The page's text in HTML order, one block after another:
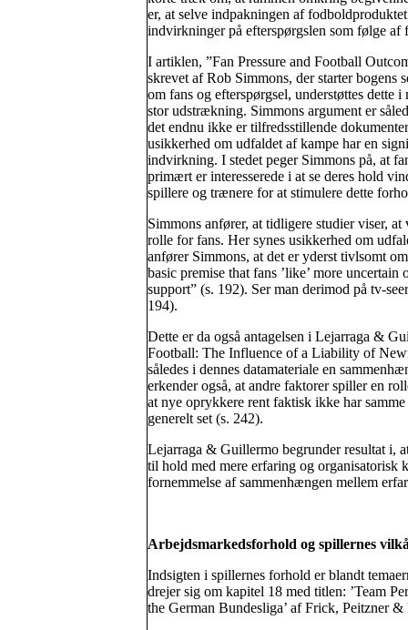
er, at selve indpakningen af
indvirkninger på efterspørgslen som følge af
I artiklen, ”Fan Pressure and Football
skrevet af Rob Simmons, der starter bogens
om fans og efterspørgsel, understøttes dette i
stor udstrækning. Simmons argument er
det endnu ikke er tilfredsstillende
usikkerhed om udfaldet af kampe har en
indvirkning. I stedet peger Simmons på, at
primært er interesserede i at se deres hold
spillere og trænere for at stimulere dette
Simmons anfører, at tidligere studier viser,
rolle for fans. Her synes usikkerhed om
anfører Simmons, at det er yderst tivlsomt
basic premise that fans ’like’ more
support” (s. 192). Ser man derimod på tv-
194).
Dette er da også antagelsen i Lejarraga &
Football: The Influence of a Liability of
således i dennes datamateriale en
erkender også, at andre faktorer spiller en
at nye oprykkere rent faktisk ikke har
generelt set (s. 242).
Lejarraga & Guillermo begrunder resultat i,
til hold med mere erfaring og organisatorisk
fornemmelse af sammenhængen mellem
Arbejdsmarkedsforhold og spillernes
Indsigten i spillernes forhold er blandt
drejer sig om kapitel 18 med titlen: ’Team
the German Bundesliga’ af Frick, Peitzner &